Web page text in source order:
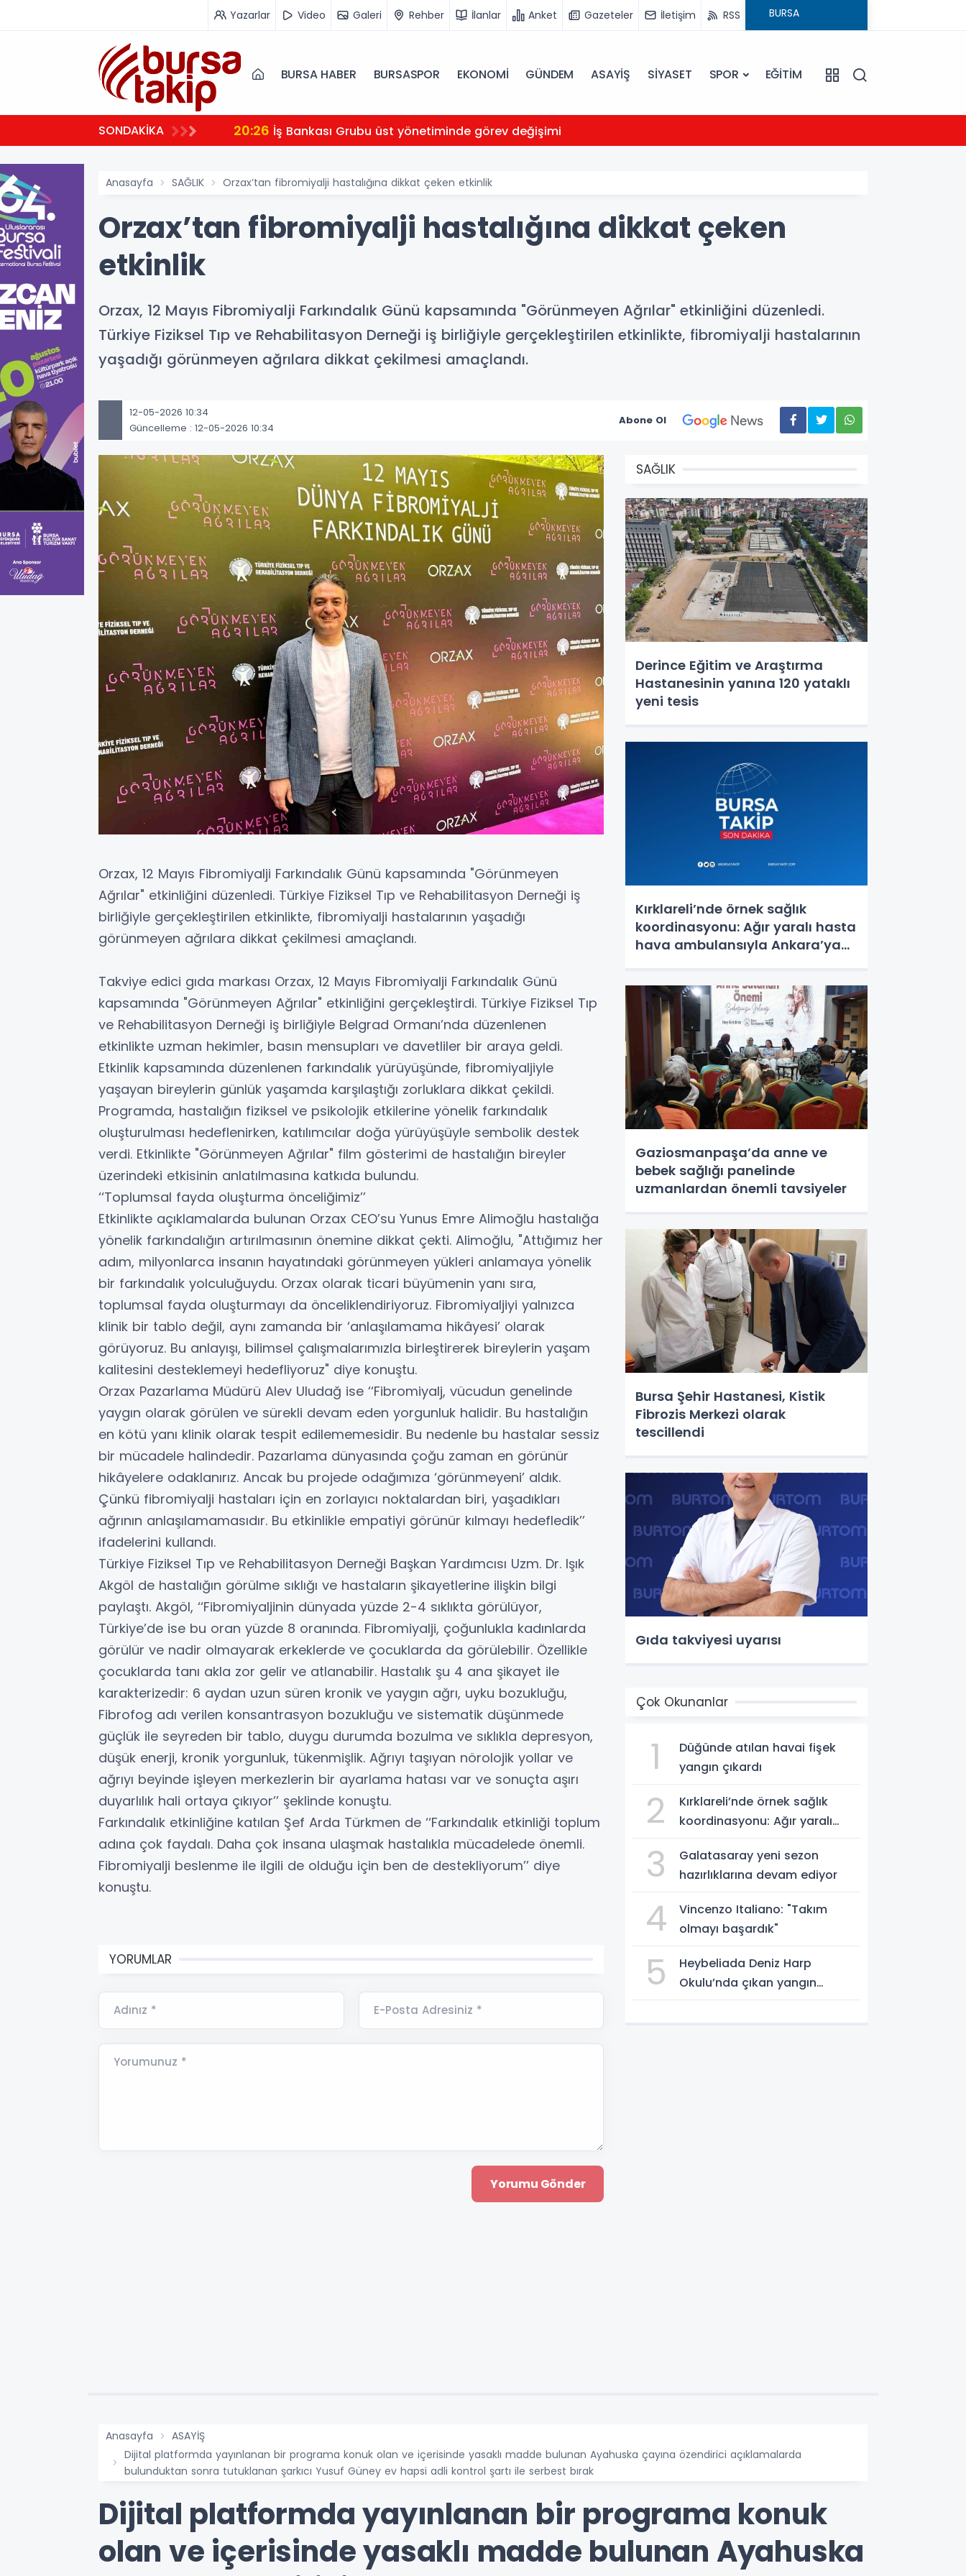
Yazarlar Video Galeri Rehber İlanlar Anket Gazeteler İletişim RSS
BURSA HABER BURSASPOR EKONOMİ GÜNDEM ASAYİŞ SİYASET SPOR EĞİTİM
SONDAKİKA 20:26 İş Bankası Grubu üst yönetiminde görev değişimi
Anasayfa SAĞLIK Orzax’tan fibromiyalji hastalığına dikkat çeken etkinlik
Orzax’tan fibromiyalji hastalığına dikkat çeken
etkinlik
Orzax, 12 Mayıs Fibromiyalji Farkındalık Günü kapsamında "Görünmeyen Ağrılar" etkinliğini düzenledi.
Türkiye Fiziksel Tıp ve Rehabilitasyon Derneği iş birliğiyle gerçekleştirilen etkinlikte, fibromiyalji hastalarının
yaşadığı görünmeyen ağrılara dikkat çekilmesi amaçlandı.
12-05-2026 10:34
Güncelleme : 12-05-2026 10:34
Abone Ol
Orzax, 12 Mayıs Fibromiyalji Farkındalık Günü kapsamında "Görünmeyen
Ağrılar" etkinliğini düzenledi. Türkiye Fiziksel Tıp ve Rehabilitasyon Derneği iş
birliğiyle gerçekleştirilen etkinlikte, fibromiyalji hastalarının yaşadığı
görünmeyen ağrılara dikkat çekilmesi amaçlandı.
Takviye edici gıda markası Orzax, 12 Mayıs Fibromiyalji Farkındalık Günü
kapsamında "Görünmeyen Ağrılar" etkinliğini gerçekleştirdi. Türkiye Fiziksel Tıp
ve Rehabilitasyon Derneği iş birliğiyle Belgrad Ormanı’nda düzenlenen
etkinlikte uzman hekimler, basın mensupları ve davetliler bir araya geldi.
Etkinlik kapsamında düzenlenen farkındalık yürüyüşünde, fibromiyaljiyle
yaşayan bireylerin günlük yaşamda karşılaştığı zorluklara dikkat çekildi.
Programda, hastalığın fiziksel ve psikolojik etkilerine yönelik farkındalık
oluşturulması hedeflenirken, katılımcılar doğa yürüyüşüyle sembolik destek
verdi. Etkinlikte "Görünmeyen Ağrılar" film gösterimi de hastalığın bireyler
üzerindeki etkisinin anlatılmasına katkıda bulundu.
‘‘Toplumsal fayda oluşturma önceliğimiz’’
Etkinlikte açıklamalarda bulunan Orzax CEO’su Yunus Emre Alimoğlu hastalığa
yönelik farkındalığın artırılmasının önemine dikkat çekti. Alimoğlu, "Attığımız her
adım, milyonlarca insanın hayatındaki görünmeyen yükleri anlamaya yönelik
bir farkındalık yolculuğuydu. Orzax olarak ticari büyümenin yanı sıra,
toplumsal fayda oluşturmayı da önceliklendiriyoruz. Fibromiyaljiyi yalnızca
klinik bir tablo değil, aynı zamanda bir ‘anlaşılamama hikâyesi’ olarak
görüyoruz. Bu anlayışı, bilimsel çalışmalarımızla birleştirerek bireylerin yaşam
kalitesini desteklemeyi hedefliyoruz" diye konuştu.
Orzax Pazarlama Müdürü Alev Uludağ ise ‘‘Fibromiyalj, vücudun genelinde
yaygın olarak görülen ve sürekli devam eden yorgunluk halidir. Bu hastalığın
en kötü yanı klinik olarak tespit edilememesidir. Bu nedenle bu hastalar sessiz
bir mücadele halindedir. Pazarlama dünyasında çoğu zaman en görünür
hikâyelere odaklanırız. Ancak bu projede odağımıza ‘görünmeyeni’ aldık.
Çünkü fibromiyalji hastaları için en zorlayıcı noktalardan biri, yaşadıkları
ağrının anlaşılamamasıdır. Bu etkinlikle empatiyi görünür kılmayı hedefledik’’
ifadelerini kullandı.
Türkiye Fiziksel Tıp ve Rehabilitasyon Derneği Başkan Yardımcısı Uzm. Dr. Işık
Akgöl de hastalığın görülme sıklığı ve hastaların şikayetlerine ilişkin bilgi
paylaştı. Akgöl, ‘‘Fibromiyaljinin dünyada yüzde 2-4 sıklıkta görülüyor,
Türkiye’de ise bu oran yüzde 8 oranında. Fibromiyalji, çoğunlukla kadınlarda
görülür ve nadir olmayarak erkeklerde ve çocuklarda da görülebilir. Özellikle
çocuklarda tanı akla zor gelir ve atlanabilir. Hastalık şu 4 ana şikayet ile
karakterizedir: 6 aydan uzun süren kronik ve yaygın ağrı, uyku bozukluğu,
Fibrofog adı verilen konsantrasyon bozukluğu ve sistematik düşünmede
güçlük ile seyreden bir tablo, duygu durumda bozulma ve sıklıkla depresyon,
düşük enerji, kronik yorgunluk, tükenmişlik. Ağrıyı taşıyan nörolojik yollar ve
ağrıyı beyinde işleyen merkezlerin bir ayarlama hatası var ve sonuçta aşırı
duyarlılık hali ortaya çıkıyor’’ şeklinde konuştu.
Farkındalık etkinliğine katılan Şef Arda Türkmen de ‘‘Farkındalık etkinliği toplum
adına çok faydalı. Daha çok insana ulaşmak hastalıkla mücadelede önemli.
Fibromiyalji beslenme ile ilgili de olduğu için ben de destekliyorum’’ diye
konuştu.
YORUMLAR
Adınız * E-Posta Adresiniz *
Yorumunuz *
SAĞLIK
Derince Eğitim ve Araştırma
Hastanesinin yanına 120 yataklı
yeni tesis
Kırklareli’nde örnek sağlık
koordinasyonu: Ağır yaralı hasta
hava ambulansıyla Ankara’ya
Gaziosmanpaşa’da anne ve
bebek sağlığı panelinde
uzmanlardan önemli tavsiyeler
Bursa Şehir Hastanesi, Kistik
Fibrozis Merkezi olarak
tescillendi
Gıda takviyesi uyarısı
Çok Okunanlar
1
Düğünde atılan havai fişek
yangın çıkardı
2
Kırklareli’nde örnek sağlık
koordinasyonu: Ağır yaralı
Ankara’ya sevk edildi
3
Galatasaray yeni sezon
hazırlıklarına devam ediyor
4
Vincenzo Italiano: "Takım
olmayı başardık"
5
Heybeliada Deniz Harp
Okulu’nda çıkan yangın
Anasayfa
ASAYİŞ
Dijital platformda yayınlanan bir programa konuk olan ve içerisinde yasaklı madde bulunan Ayahuska çayına özendirici açıklamalarda
bulunduktan sonra tutuklanan şarkıcı Yusuf Güney ev hapsi adli kontrol şartı ile serbest bırak
Dijital platformda yayınlanan bir programa konuk
olan ve içerisinde yasaklı madde bulunan Ayahuska